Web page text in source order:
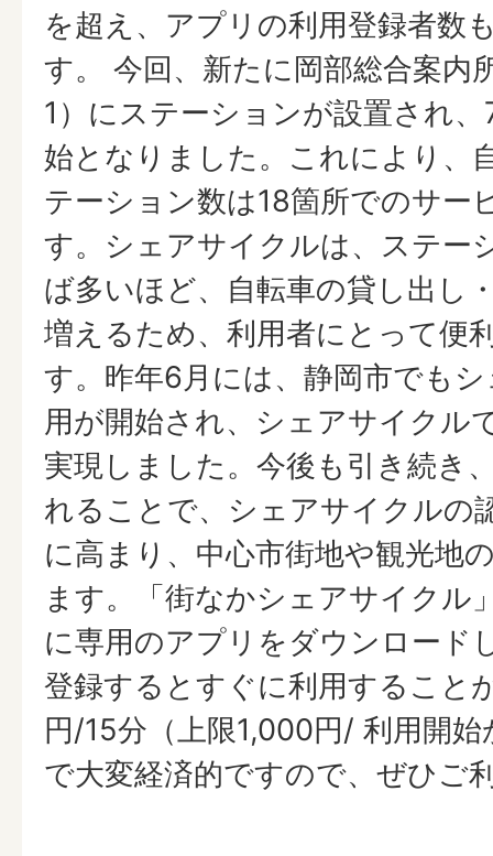
を超え、アプリの利用登録者数
す。 今回、新たに岡部総合案内
1）にステーションが設置され
始となりました。これにより、
テーション数は18箇所でのサー
す。シェアサイクルは、ステー
ば多いほど、自転車の貸し出し
増えるため、利用者にとって便
す。昨年6月には、静岡市でも
用が開始され、シェアサイクル
実現しました。今後も引き続き
れることで、シェアサイクルの
に高まり、中心市街地や観光地
ます。「街なかシェアサイクル
に専用のアプリをダウンロード
登録するとすぐに利用すること
円/15分（上限1,000円/ 利用開
で大変経済的ですので、ぜひご